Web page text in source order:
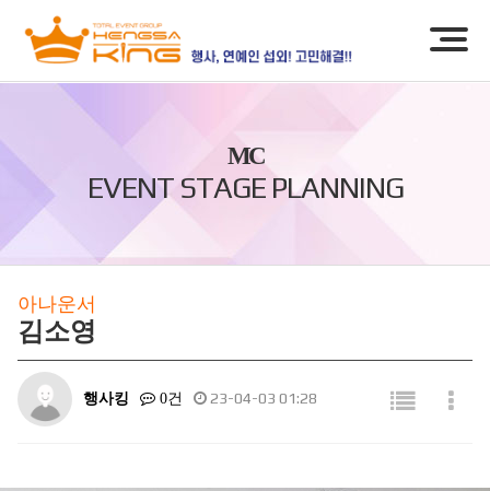
MC
EVENT STAGE PLANNING
아나운서
김소영
행사킹 0건 23-04-03 01:28